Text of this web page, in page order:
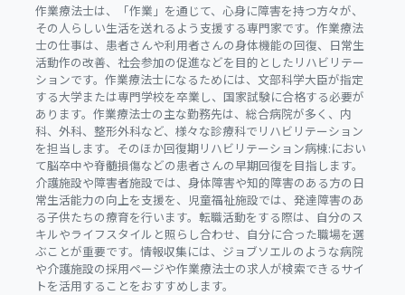
作業療法士は、「作業」を通じて、心身に障害を持つ方々が、
その人らしい生活を送れるよう支援する専門家です。作業療法
士の仕事は、患者さんや利用者さんの身体機能の回復、日常生
活動作の改善、社会参加の促進などを目的としたリハビリテー
ションです。作業療法士になるためには、文部科学大臣が指定
する大学または専門学校を卒業し、国家試験に合格する必要が
あります。作業療法士の主な勤務先は、総合病院が多く、内
科、外科、整形外科など、様々な診療科でリハビリテーション
を担当します。そのほか回復期リハビリテーション病棟:におい
て脳卒中や脊髄損傷などの患者さんの早期回復を目指します。
介護施設や障害者施設では、身体障害や知的障害のある方の日
常生活能力の向上を支援を、児童福祉施設では、発達障害のあ
る子供たちの療育を行います。転職活動をする際は、自分のス
キルやライフスタイルと照らし合わせ、自分に合った職場を選
ぶことが重要です。情報収集には、ジョブソエルのような病院
や介護施設の採用ページや作業療法士の求人が検索できるサイ
トを活用することをおすすめします。